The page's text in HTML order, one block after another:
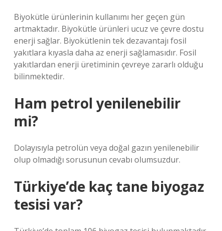
Biyokütle ürünlerinin kullanımı her geçen gün
artmaktadır. Biyokütle ürünleri ucuz ve çevre dostu
enerji sağlar. Biyokütlenin tek dezavantajı fosil
yakıtlara kıyasla daha az enerji sağlamasıdır. Fosil
yakıtlardan enerji üretiminin çevreye zararlı olduğu
bilinmektedir.
Ham petrol yenilenebilir
mi?
Dolayısıyla petrolün veya doğal gazın yenilenebilir
olup olmadığı sorusunun cevabı olumsuzdur.
Türkiye’de kaç tane biyogaz
tesisi var?